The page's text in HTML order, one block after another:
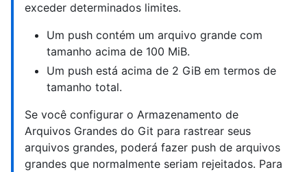
exceder determinados limites.
Um push contém um arquivo grande com
tamanho acima de 100 MiB.
Um push está acima de 2 GiB em termos de
tamanho total.
Se você configurar o Armazenamento de
Arquivos Grandes do Git para rastrear seus
arquivos grandes, poderá fazer push de arquivos
grandes que normalmente seriam rejeitados. Para